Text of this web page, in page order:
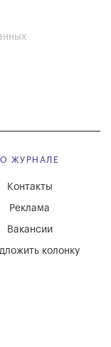
О ЖУРНАЛЕ
Вакансии
Реклама
Контакты
колонку